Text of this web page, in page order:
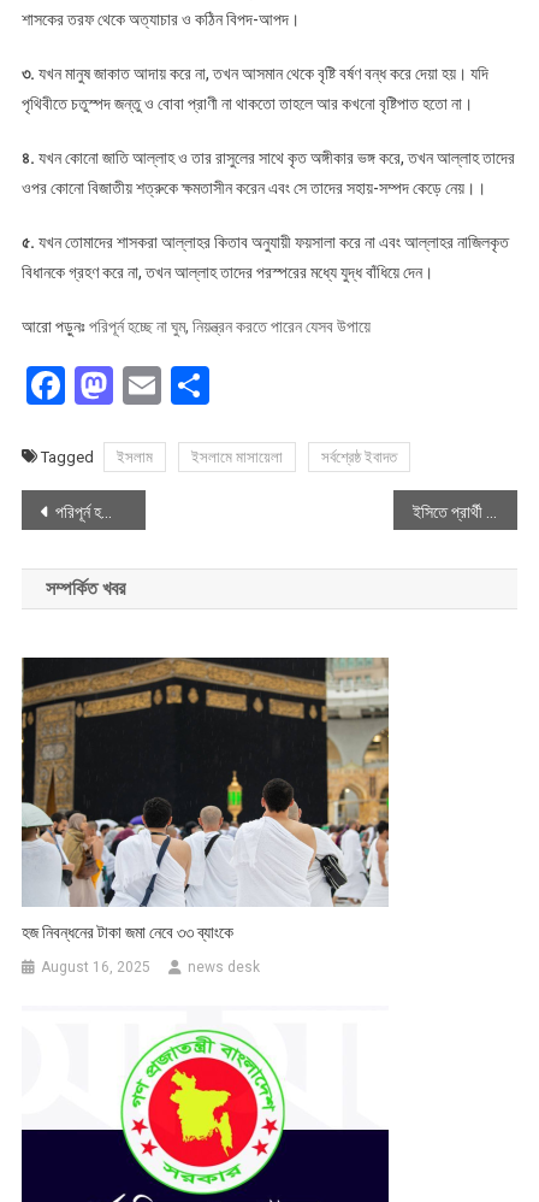
শাসকের তরফ থেকে অত্যাচার ও কঠিন বিপদ-আপদ।
৩. যখন মানুষ জাকাত আদায় করে না, তখন আসমান থেকে বৃষ্টি বর্ষণ বন্ধ করে দেয়া হয়। যদি
পৃথিবীতে চতুস্পদ জন্তু ও বোবা প্রাণী না থাকতো তাহলে আর কখনো বৃষ্টিপাত হতো না।
৪. যখন কোনো জাতি আল্লাহ ও তার রাসুলের সাথে কৃত অঙ্গীকার ভঙ্গ করে, তখন আল্লাহ তাদের
ওপর কোনো বিজাতীয় শত্রুকে ক্ষমতাসীন করেন এবং সে তাদের সহায়-সম্পদ কেড়ে নেয়।।
৫. যখন তোমাদের শাসকরা আল্লাহর কিতাব অনুযায়ী ফয়সালা করে না এবং আল্লাহর নাজিলকৃত
বিধানকে গ্রহণ করে না, তখন আল্লাহ তাদের পরস্পরের মধ্যে যুদ্ধ বাঁধিয়ে দেন।
আরো পড়ুনঃপরিপূর্ন হচ্ছে না ঘুম, নিয়ন্ত্রন করতে পারেন যেসব উপায়ে
Facebook
Mastodon
EmailShare
Tagged ইসলাম ইসলামে মাসায়েলা সর্বশ্রেষ্ঠ ইবাদত
Post
navigation
পরিপূর্ন হচ্ছে না ঘুম নিয়ন্ত্রন করতে পারেন যেসব উপায়ে
সম্পর্কিত খবর
হজ নিবন্ধনের টাকা জমা নেবে ৩৩ ব্যাংকে
August 16, 2025 news desk